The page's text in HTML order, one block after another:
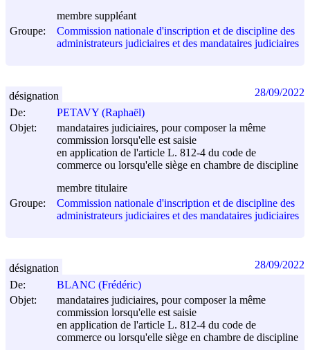
membre suppléant
Groupe:
Commission nationale d'inscription et de discipline des
administrateurs judiciaires et des mandataires judiciaires
De:
PETAVY (Raphaël)
Objet:
mandataires judiciaires, pour composer la même
commission lorsqu'elle est saisie
en application de l'article L. 812-4 du code de
commerce ou lorsqu'elle siège en chambre de discipline
membre titulaire
Groupe:
Commission nationale d'inscription et de discipline des
administrateurs judiciaires et des mandataires judiciaires
désignation 28/09/2022
De:
BLANC (Frédéric)
Objet:
mandataires judiciaires, pour composer la même
commission lorsqu'elle est saisie
en application de l'article L. 812-4 du code de
commerce ou lorsqu'elle siège en chambre de discipline
désignation 28/09/2022